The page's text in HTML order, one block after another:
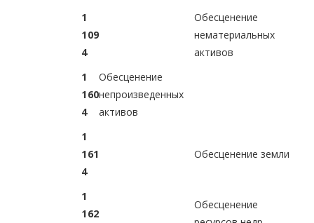
1
1
4
09
Обесценение
нематериальных
активов
1
1
4
60
Обесценение
непроизведенных
активов
1
1
4
61 Обесценение земли
1
162
Обесценение